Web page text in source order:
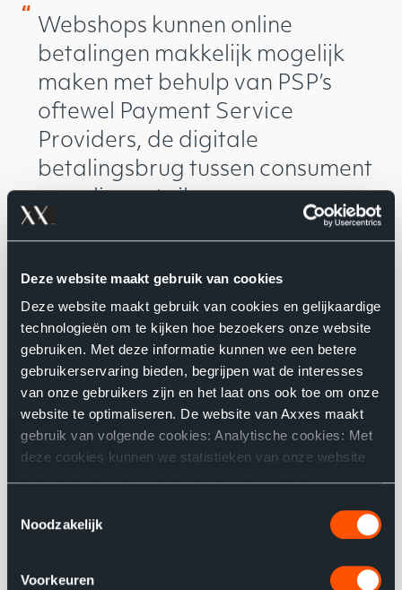
Deze website maakt gebruik van cookies
Deze website maakt gebruik van cookies en gelijkaardige
technologieën om te kijken hoe bezoekers onze website
gebruiken. Met deze informatie kunnen we een betere
gebruikerservaring bieden, begrijpen wat de interesses
van onze gebruikers zijn en het laat ons ook toe om onze
website te optimaliseren. De website van Axxes maakt
gebruik van volgende cookies: Analytische cookies: Met
deze cookies kunnen we statistieken van onze website
die u maakte op onze website, wat de website
gebruiksvriendelijker maakt. Gerichte cookies: Deze
tonen ons de pagina’s die u heeft bezocht en de links die
u heeft gevolgd zodat online advertenties op uw
Noodzakelijk
Voorkeuren
“ Webshops kunnen online
betalingen makkelijk mogelijk
maken met behulp van PSP’s
oftewel Payment Service
Providers, de digitale
betalingsbrug tussen consument
1 uniforme, allesomvattende
API to rule them all
Net als vele andere sectoren bevindt ook de mediasector
zich in een digitale omwenteling. Het Vlaamse media-
ecosysteem staat al enkele jaren sterk onder druk door
de snelle digitalisering, maar ook de coronacrisis zorgde
ervoor dat het online mediagebruik in een sneltempo